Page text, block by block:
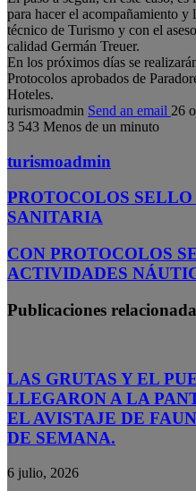
para hacer el acompañamiento
técnico de Turismo y con el
calidad Germán Treuer.
En los próximos días se
Protocolos aprobados de
Hoteles.
turismoadmin Send an email 26
3 543 Menos de un minuto
turismoadmin
PROTOCOLOS
SANITARIA
CON PROTOCOLOS
ACTIVIDADES
Publicaciones
LAS GRUTAS Y EL
LLEGARON A LA
EL AVISTAJE DE
DE SEMANA.
6 julio, 2026